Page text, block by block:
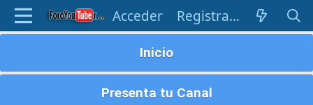
Acceder Registrarse
Inicio
Presenta tu Canal